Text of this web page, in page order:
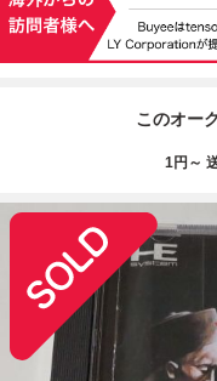
このオー
1円～